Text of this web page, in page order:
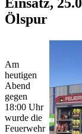
Ölspur
Am
heutigen
Abend
gegen
18:00 Uhr
wurde die
Feuerwehr